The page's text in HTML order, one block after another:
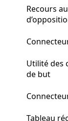
Recours
Utilité des
de but
Tableau